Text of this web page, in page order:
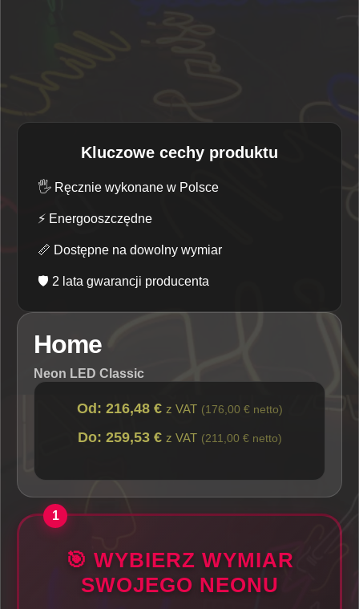
Kluczowe cechy produktu
🖐️ Ręcznie wykonane w Polsce
⚡ Energooszczędne
📏 Dostępne na dowolny wymiar
🛡️ 2 lata gwarancji producenta
Home
Neon LED Classic
Od: 216,48 € z VAT (176,00 € netto)
Do: 259,53 € z VAT (211,00 € netto)
🎯 WYBIERZ WYMIAR
SWOJEGO NEONU